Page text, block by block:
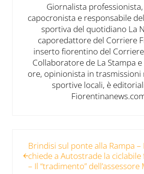
Giornalista
capocronista e responsabile
sportiva del quotidiano La
caporedattore del Corriere
inserto fiorentino del Corriere
Collaboratore de La Stampa
ore, opinionista in
sportive locali, è
Brindisi sul ponte alla Rampa –
chiede a Autostrade la ciclabile
– Il “tradimento” dell’assessore